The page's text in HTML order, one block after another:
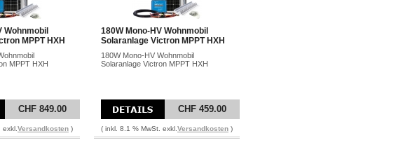
Wohnmobil
MPPT HXH
MPPT HXH
CHF 849.00
Versandkosten )
180W Mono-HV Wohnmobil
Solaranlage Victron MPPT HXH
180W Mono-HV Wohnmobil
Solaranlage Victron MPPT HXH
CHF 459.00
( inkl. 8.1 % MwSt. exkl. Versandkosten )